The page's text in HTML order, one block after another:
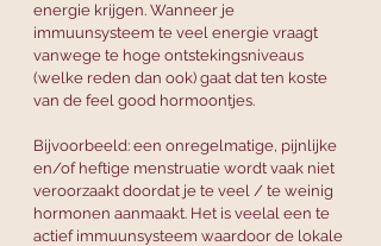
energie krijgen. Wanneer je
immuunsysteem te veel energie vraagt
vanwege te hoge ontstekingsniveaus
(welke reden dan ook) gaat dat ten koste
van de feel good hormoontjes.
Bijvoorbeeld: een onregelmatige, pijnlijke
en/of heftige menstruatie wordt vaak niet
veroorzaakt doordat je te veel / te weinig
hormonen aanmaakt. Het is veelal een te
actief immuunsysteem waardoor de lokale